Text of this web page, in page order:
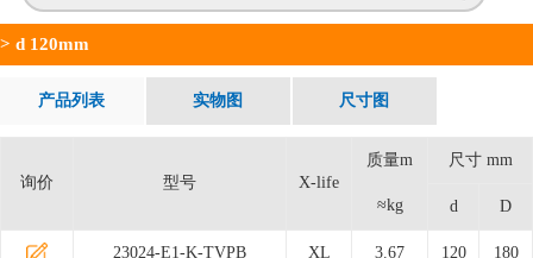
> d 120mm
产品列表 实物图 尺寸图
询价 型号 X-life
质量m
≈kg
尺寸 mm
d D
23024-E1-K-TVPB XL 3.67 120 180